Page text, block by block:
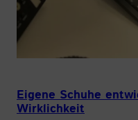
Eigene Schuhe
Wirklichkeit